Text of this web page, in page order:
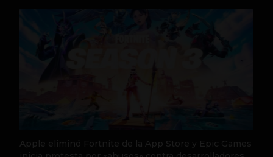
Apple eliminó Fortnite de la App Store y Epic Games